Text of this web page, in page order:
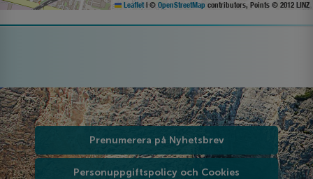
Leaflet | © OpenStreetMap contributors, Points © 2012 LINZ
Prenumerera på Nyhetsbrev
Personuppgiftspolicy och Cookies